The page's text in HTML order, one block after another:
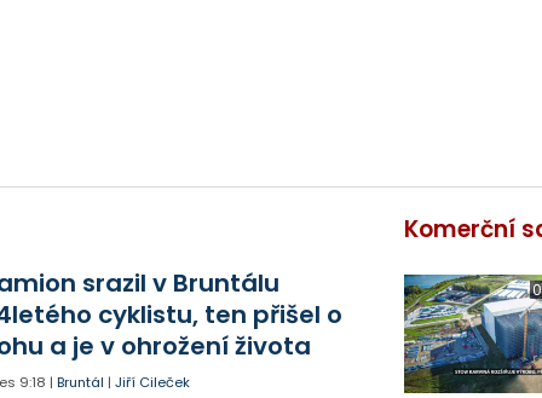
srazil v Bruntálu
cyklistu, ten přišel o
a je v ohrožení života
9:18 |Bruntál |Jiří Cileček
Komerční